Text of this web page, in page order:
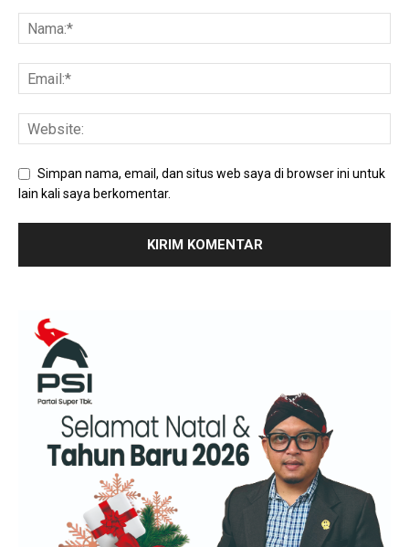
Simpan nama, email, dan situs web saya di browser ini untuk
lain kali saya berkomentar.